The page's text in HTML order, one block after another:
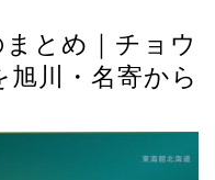
とめ｜チョウ
川・名寄から